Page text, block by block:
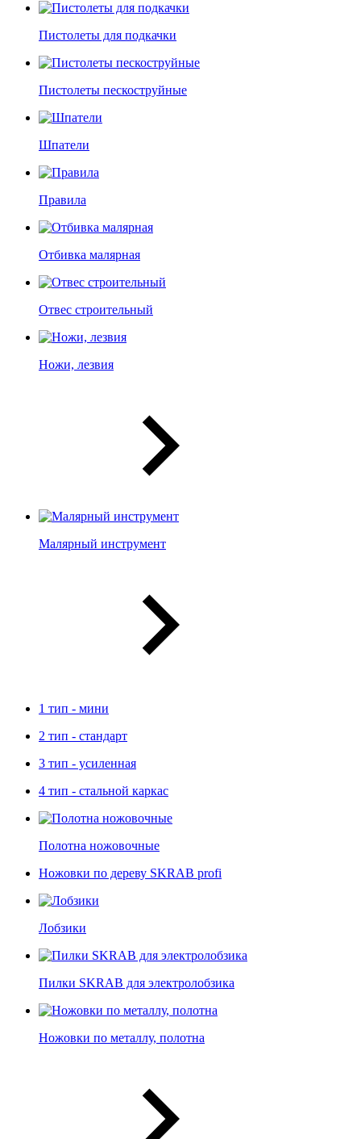
Пистолеты для подкачки
Пистолеты пескоструйные
Шпатели
Правила
Отбивка малярная
Отвес строительный
Ножи, лезвия
Малярный инструмент
1 тип - мини
2 тип - стандарт
3 тип - усиленная
4 тип - стальной каркас
Полотна ножовочные
Ножовки по дереву SKRAB profi
Лобзики
Пилки SKRAB для электролобзика
Ножовки по металлу, полотна